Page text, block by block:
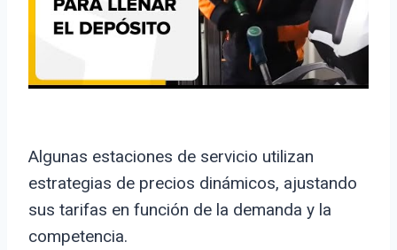
Algunas estaciones de servicio utilizan
estrategias de precios dinámicos, ajustando
sus tarifas en función de la demanda y la
competencia.